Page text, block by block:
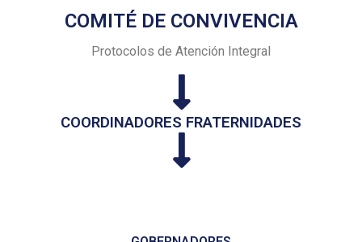
COMITÉ DE CONVIVENCIA
Protocolos de Atención Integral
COORDINADORES FRATERNIDADES